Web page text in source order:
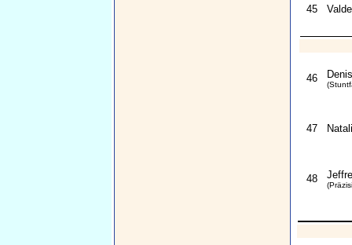
45
46
47
48